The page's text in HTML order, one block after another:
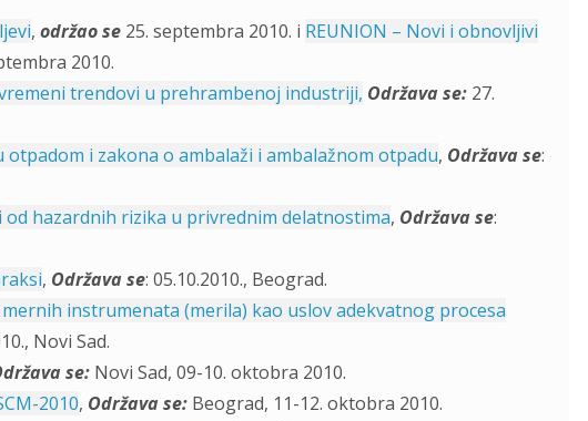
, održao se 25. septembra 2010. i REUNION – Novi i obnovljivi
2010.
trendovi u prehrambenoj industriji, Održava se: 27.
i zakona o ambalaži i ambalažnom otpadu, Održava se:
hazardnih rizika u privrednim delatnostima, Održava se:
, Održava se: 05.10.2010., Beograd.
instrumenata (merila) kao uslov adekvatnog procesa
Novi Sad.
se: Novi Sad, 09-10. oktobra 2010.
2010, Održava se: Beograd, 11-12. oktobra 2010.